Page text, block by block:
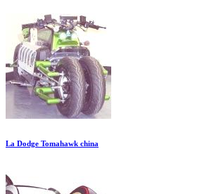
La Dodge Tomahawk china